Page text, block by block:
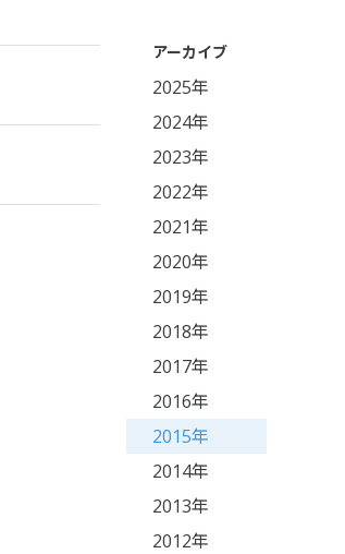
アーカイブ
2025年
2024年
2023年
2022年
2021年
2020年
2019年
2018年
2017年
2016年
2015年
2014年
2013年
2012年